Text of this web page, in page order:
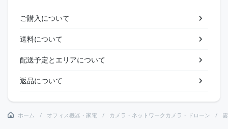
ご購入について
送料について
配送予定とエリアについて
返品について
ホーム オフィス機器・家電 カメラ・ネットワークカメラ・ドローン